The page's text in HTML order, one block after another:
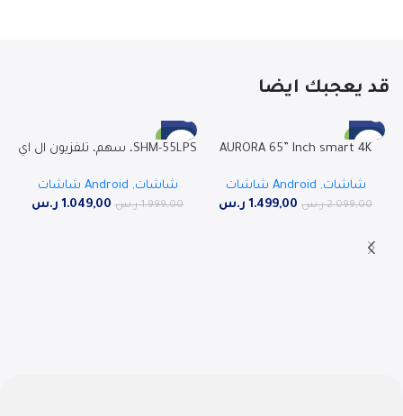
قد يعجبك ايضا
-29%
AURORA 65” Inch smart 4K
65LPS
شاشات, Android شاشات
2.099,00 ر.س 1.499,00 ر.س
-48%
SHM-55LPS، سهم، تلفزيون ال اي
55 بوصة، أندرويد 13
شاشات, Android شاشات
1.999,00 ر.س 1.049,00 ر.س